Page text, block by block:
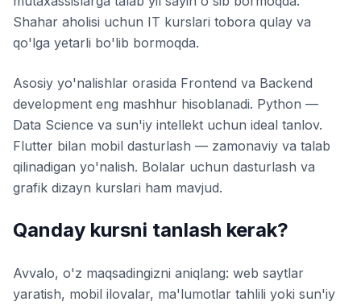
Shahar aholisi uchun IT kurslari tobora qulay va
qo'lga yetarli bo'lib bormoqda.
Asosiy yo'nalishlar orasida Frontend va Backend
development eng mashhur hisoblanadi. Python —
Data Science va sun'iy intellekt uchun ideal tanlov.
Flutter bilan mobil dasturlash — zamonaviy va talab
qilinadigan yo'nalish. Bolalar uchun dasturlash va
grafik dizayn kurslari ham mavjud.
Qanday kursni tanlash kerak?
Avvalo, o'z maqsadingizni aniqlang: web saytlar
yaratish, mobil ilovalar, ma'lumotlar tahlili yoki sun'iy